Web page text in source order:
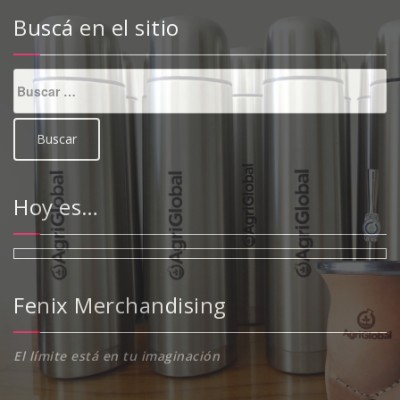
Buscá en el sitio
Buscar:
Hoy es…
Fenix Merchandising
El límite está en tu imaginación